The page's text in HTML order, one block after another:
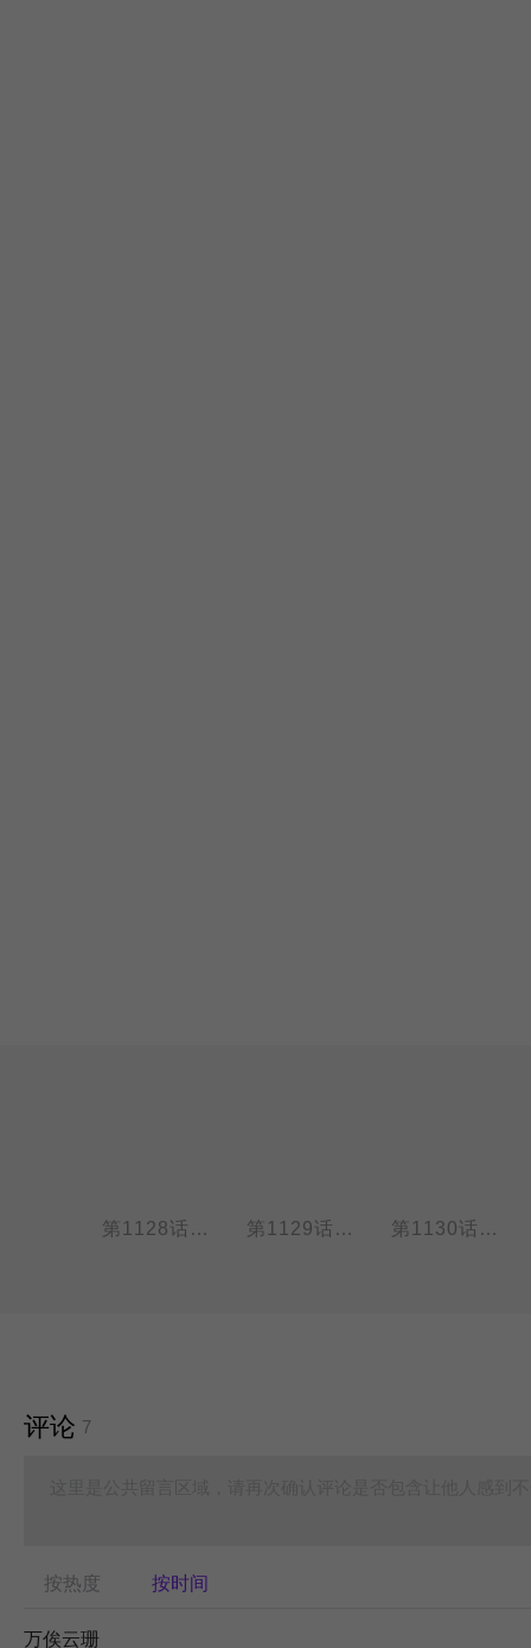
第1128话 病人腰痛，医生头痛。 第1129话 谁知明镜里，形影自相怜。 第1130话 力气是压大的，胆子是吓大的。
评论 7
按热度 按时间
万俟云珊